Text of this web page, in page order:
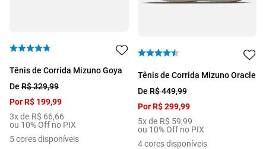
Tênis de Corrida Mizuno Goya
De R$329,99
PorR$ 199,99
3x de R$ 66,66
ou 10% Off no PIX
5cores disponíveis
Tênis de Corrida Mizuno Oracle
DeR$449,99
PorR$ 299,99
5x de R$ 59,99
ou 10% Off no PIX
4 cores disponíveis